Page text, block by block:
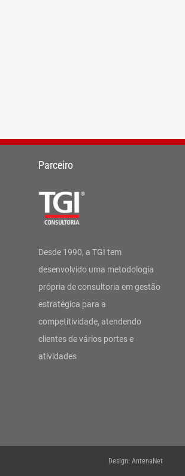
Parceiro
Desde 1990, a TGI tem
desenvolvido uma metodologia
própria de consultoria em gestão
estratégica para a
competitividade, atendendo
clientes de vários portes e
atividades
Design: AntenaNet